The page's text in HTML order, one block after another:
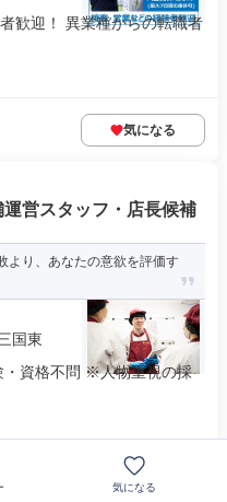
歓迎！ 異業種からの転職者
気になる
営スタッフ・店長候補
より、あなたの意欲を評価す
国東
・資格不問 ※人物重視の採
気になる
気になる